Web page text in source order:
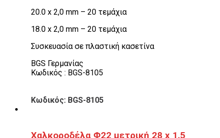
20.0 x 2,0 mm – 20 τεμάχια
18.0 x 2,0 mm – 20 τεμάχια
Συσκευασία σε πλαστική κασετίνα
BGS Γερμανίας
Κωδικός : BGS-8105
Κωδικός: BGS-8105
Χαλκοροδέλα Φ22 μετρική 28 x 1.5